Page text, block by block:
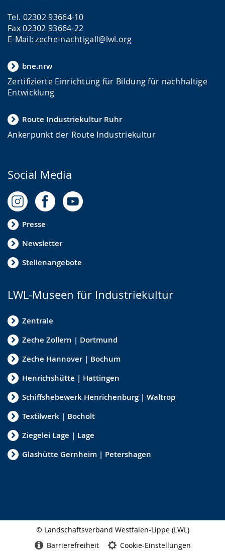
Tel. 02302 93664-10
Fax 02302 93664-22
E-Mail: zeche-nachtigall@lwl.org
bne.nrw
Zertifizierte Einrichtung für Bildung für nachhaltige
Entwicklung
Route Industriekultur Ruhr
Ankerpunkt der Route Industriekultur
Social Media
Presse
Newsletter
Stellenangebote
LWL-Museen für Industriekultur
Zentrale
Zeche Zollern | Dortmund
Zeche Hannover | Bochum
Henrichshütte | Hattingen
Schiffshebewerk Henrichenburg | Waltrop
Textilwerk | Bocholt
Ziegelei Lage | Lage
Glashütte Gernheim | Petershagen
© Landschaftsverband Westfalen-Lippe (LWL)
Barrierefreiheit Cookie-Einstellungen